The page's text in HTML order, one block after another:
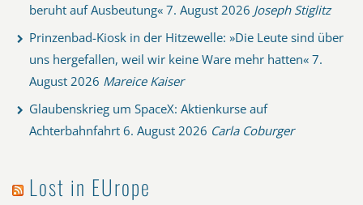
beruht auf Ausbeutung« 7. August 2026 Joseph Stiglitz
Prinzenbad-Kiosk in der Hitzewelle: »Die Leute sind über
uns hergefallen, weil wir keine Ware mehr hatten« 7.
August 2026 Mareice Kaiser
Glaubenskrieg um SpaceX: Aktienkurse auf
Achterbahnfahrt 6. August 2026 Carla Coburger
Lost in EUrope